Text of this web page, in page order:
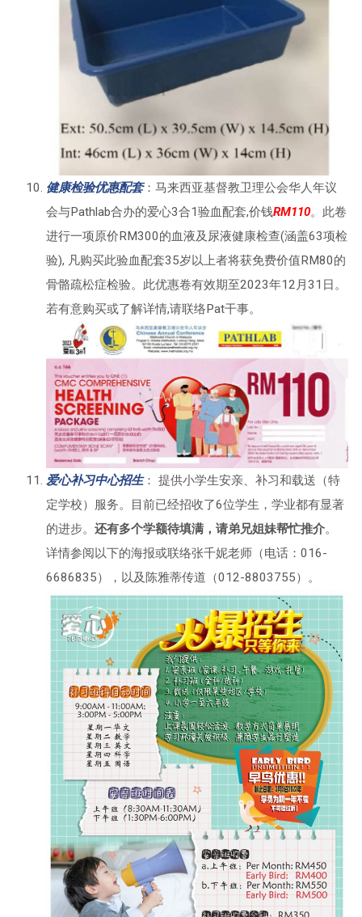
健康检验优惠配套：马来西亚基督教卫理公会华人年议
会与Pathlab合办的爱心3合1验血配套,价钱RM110。此卷
进行一项原价RM300的血液及尿液健康检查(涵盖63项检
验), 凡购买此验血配套35岁以上者将获免费价值RM80的
骨骼疏松症检验。此优惠卷有效期至2023年12月31日。
若有意购买或了解详情,请联络Pat干事。
爱心补习中心招生： 提供小学生安亲、补习和载送（特
定学校）服务。目前已经招收了6位学生，学业都有显著
的进步。 还有多个学额待填满，请弟兄姐妹帮忙推介。
详情参阅以下的海报或联络张千妮老师（电话：016-
6686835），以及陈雅蒂传道（012-8803755）。